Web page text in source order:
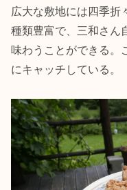
広大な敷地には四季折
種類豊富で、三和さん
味わうことができる。
にキャッチしている。